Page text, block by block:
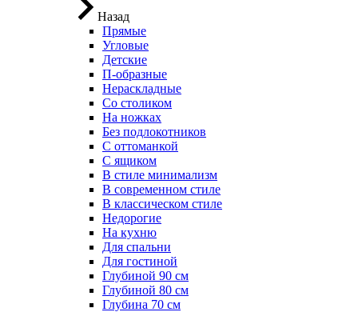
Назад
Прямые
Угловые
Детские
П-образные
Нераскладные
Со столиком
На ножках
Без подлокотников
С оттоманкой
С ящиком
В стиле минимализм
В современном стиле
В классическом стиле
Недорогие
На кухню
Для спальни
Для гостиной
Глубиной 90 см
Глубиной 80 см
Глубина 70 см